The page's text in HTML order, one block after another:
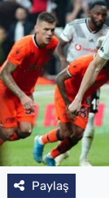
Paylaş